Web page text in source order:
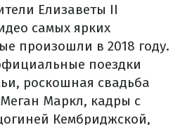
Елизаветы II
самых ярких
произошли в 2018 году.
поездки
роскошная свадьба
Маркл, кадры с
Кембриджской,